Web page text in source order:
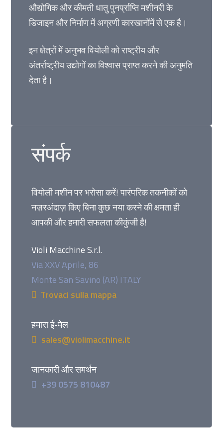
औद्योगिक और कीमती धातु पुनर्प्राप्ति मशीनरी के
डिजाइन और निर्माण में अग्रणी कारखानोंमें से एक है।
इन क्षेत्रों में अनुभव वियोली को राष्ट्रीय और
अंतर्राष्ट्रीय उद्योगों का विश्वास प्राप्त करने की अनुमति
देता है।
संपर्क
वियोली मशीन पर भरोसा करें! पारंपरिक तकनीकों को
नज़रअंदाज़ किए बिना कुछ नया करने की क्षमता ही
आपकी और हमारी सफलता कीकुंजी है!
Violi Macchine S.r.l.
Via XXV Aprile, 86
Monte San Savino (AR) ITALY
Trovaci sulla mappa
हमारा ई-मेल
sales@violimacchine.it
जानकारी और समर्थन
+39 0575 810487